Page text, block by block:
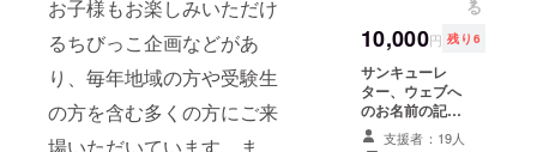
お子様もお楽しみいただけ
るちびっこ企画などがあ
り、毎年地域の方や受験生
の方を含む多くの方にご来
る
10,000円 残り6
サンキューレ
ター、ウェブへ
のお名前の記載
（希望者の
支援者：19人